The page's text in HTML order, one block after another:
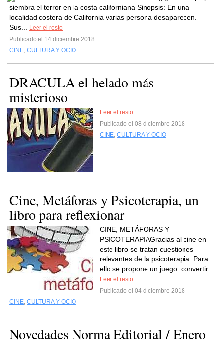
siembra el terror en la costa californiana Sinopsis: En una
localidad costera de California varias persona desaparecen.
Sus...
Leer el resto
Publicado el 14 diciembre 2018
CINE, CULTURA Y OCIO
DRACULA el helado más
misterioso
Leer el resto
Publicado el 08 diciembre 2018
CINE, CULTURA Y OCIO
Cine, Metáforas y Psicoterapia, un
libro para reflexionar
CINE, METÁFORAS Y
PSICOTERAPIAGracias al cine en
este libro se tratan cuestiones
relevantes de la psicoterapia. Para
ello se propone un juego: convertir...
Leer el resto
Publicado el 04 diciembre 2018
CINE, CULTURA Y OCIO
Novedades Norma Editorial / Enero